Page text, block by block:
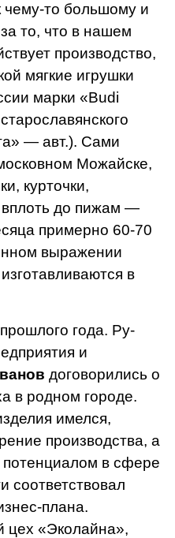
чему-то большо­му и
то, что в на­шем
произ­водство,
мягкие игрушки
марки «Budi
— авт.). Сами
Можайске,
курточки,
вплоть до пижам —
примерно 60-70
выражении
в
года. Ру­
и
договорились о
в родном горо­де.
имелся,
производ­ства, а
в сфере
соответ­ствовал
плана.
цех «Эколайна»,